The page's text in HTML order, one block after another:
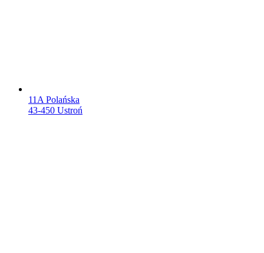
11A Polańska
43-450 Ustroń